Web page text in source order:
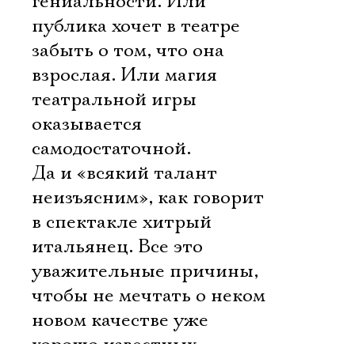
публика хочет в театре
забыть о том, что она
взрослая. Или магия
театральной игры
оказывается
самодостаточной.
Да и «всякий талант
неизъясним», как говорит
в спектакле хитрый
итальянец. Все это
уважительные причины,
чтобы не мечтать о неком
новом качестве уже